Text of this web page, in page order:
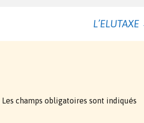
L’ELUTAXE
Les champs obligatoires sont indiqués